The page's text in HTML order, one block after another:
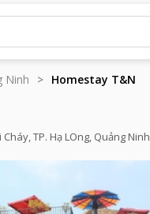
Ninh Homestay T&N
TP. Hạ LOng, Quảng Ninh